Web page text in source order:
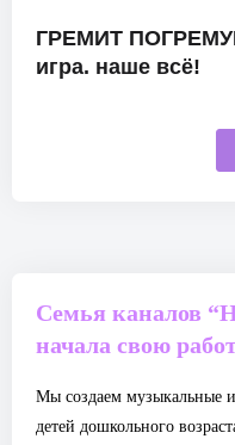
ГРЕМИТ
игра. наше всё!
Семья каналов
начала свою
Мы создаем музыкальные
детей дошкольного